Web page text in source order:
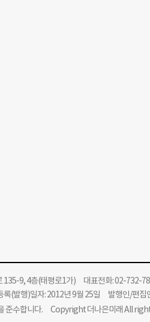
135-9, 4층(태평로1가) 대표전화: 02-732-
(발행)일자: 2012년 9월 25일 발행인/편집
준수합니다. Copyright 더나은미래 All